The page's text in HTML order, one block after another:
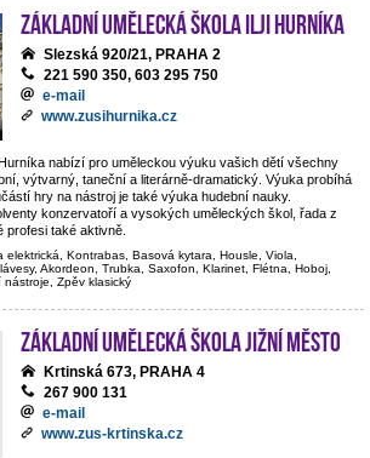
Základní umělecká škola Ilji Hurníka
Slezská 920/21, PRAHA 2
221 590 350, 603 295 750
e-mail
www.zusihurnika.cz
nabízí pro uměleckou výuku vašich dětí všechny
výtvarný, taneční a literárně-dramatický. Výuka probíhá
hry na nástroj je také výuka hudební nauky.
konzervatoří a vysokých uměleckých škol, řada z
profesi také aktivně.
elektrická, Kontrabas, Basová kytara, Housle, Viola,
Akordeon, Trubka, Saxofon, Klarinet, Flétna, Hoboj,
Zpěv klasický
Základní umělecká škola Jižní Město
Krtinská 673, PRAHA 4
267 900 131
e-mail
www.zus-krtinska.cz